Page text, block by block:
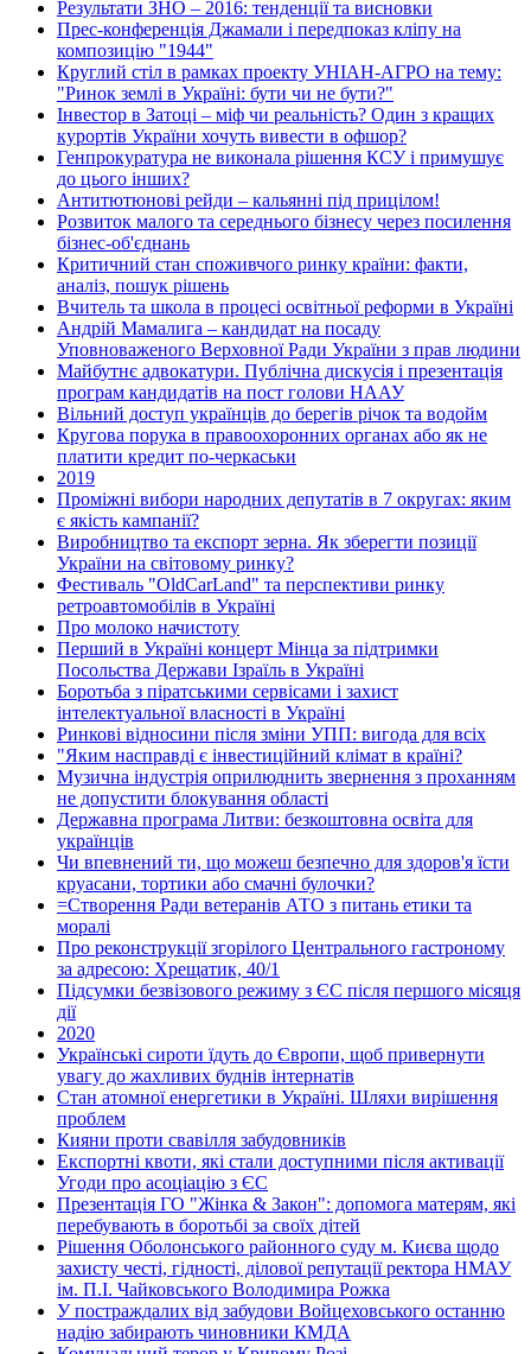
Результати ЗНО – 2016: тенденції та висновки
Прес-конференція Джамали і передпоказ кліпу на
композицію "1944"
Круглий стіл в рамках проекту УНІАН-АГРО на тему:
"Ринок землі в Україні: бути чи не бути?"
Інвестор в Затоці – міф чи реальність? Один з кращих
курортів України хочуть вивести в офшор?
Генпрокуратура не виконала рішення КСУ і примушує
до цього інших?
Антитютюнові рейди – кальянні під прицілом!
Розвиток малого та середнього бізнесу через посилення
бізнес-об'єднань
Критичний стан споживчого ринку країни: факти,
аналіз, пошук рішень
Вчитель та школа в процесі освітньої реформи в Україні
Андрій Мамалига – кандидат на посаду
Уповноваженого Верховної Ради України з прав людини
Майбутнє адвокатури. Публічна дискусія і презентація
програм кандидатів на пост голови НААУ
Вільний доступ українців до берегів річок та водойм
Кругова порука в правоохоронних органах або як не
платити кредит по-черкаськи
2019
Проміжні вибори народних депутатів в 7 округах: яким
є якість кампанії?
Виробництво та експорт зерна. Як зберегти позиції
України на світовому ринку?
Фестиваль "OldCarLand" та перспективи ринку
ретроавтомобілів в Україні
Про молоко начистоту
Перший в Україні концерт Мінца за підтримки
Посольства Держави Ізраїль в Україні
Боротьба з піратськими сервісами і захист
інтелектуальної власності в Україні
Ринкові відносини після зміни УПП: вигода для всіх
"Яким насправді є інвестиційний клімат в країні?
Музична індустрія оприлюднить звернення з проханням
не допустити блокування області
Державна програма Литви: безкоштовна освіта для
українців
Чи впевнений ти, що можеш безпечно для здоров'я їсти
круасани, тортики або смачні булочки?
=Створення Ради ветеранів АТО з питань етики та
моралі
Про реконструкції згорілого Центрального гастроному
за адресою: Хрещатик, 40/1
Підсумки безвізового режиму з ЄС після першого місяця
дії
2020
Українські сироти їдуть до Європи, щоб привернути
увагу до жахливих буднів інтернатів
Стан атомної енергетики в Україні. Шляхи вирішення
проблем
Кияни проти свавілля забудовників
Експортні квоти, які стали доступними після активації
Угоди про асоціацію з ЄС
Презентація ГО "Жінка & Закон": допомога матерям, які
перебувають в боротьбі за своїх дітей
Рішення Оболонського районного суду м. Києва щодо
захисту честі, гідності, ділової репутації ректора НМАУ
ім. П.І. Чайковського Володимира Рожка
У постраждалих від забудови Войцеховського останню
надію забирають чиновники КМДА